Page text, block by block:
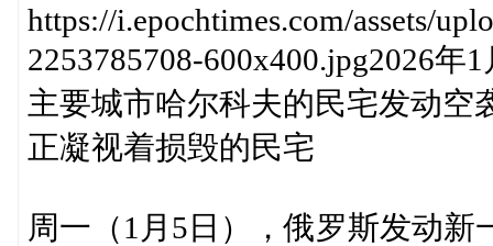
https://i.epochtimes.com/assets/
2253785708-600x400.jpg2026
主要城市哈尔科夫的民宅发动空
正凝视着损毁的民宅
周一（1月5日），俄罗斯发动